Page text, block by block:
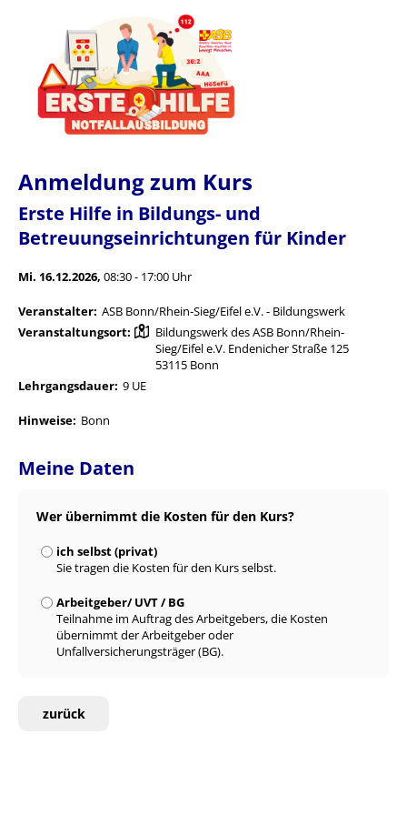
Anmeldung zum Kurs
Erste Hilfe in Bildungs- und
Betreuungseinrichtungen für Kinder
Mi. 16.12.2026, 08:30 - 17:00 Uhr
Veranstalter: ASB Bonn/Rhein-Sieg/Eifel e.V. - Bildungswerk
Veranstaltungsort:
Bildungswerk des ASB Bonn/Rhein-
Sieg/Eifel e.V. Endenicher Straße 125
53115 Bonn
Lehrgangsdauer: 9 UE
Hinweise: Bonn
Meine Daten
Wer übernimmt die Kosten für den Kurs?
ich selbst (privat)
Sie tragen die Kosten für den Kurs selbst.
Arbeitgeber/ UVT / BG
Teilnahme im Auftrag des Arbeitgebers, die Kosten
übernimmt der Arbeitgeber oder
Unfallversicherungsträger (BG).
zurück